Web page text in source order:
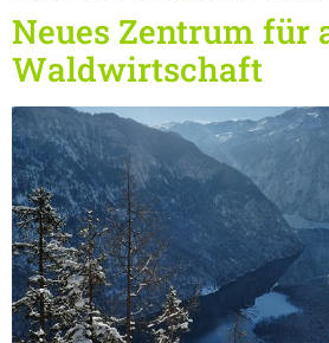
Neues Zentrum für
Waldwirtschaft